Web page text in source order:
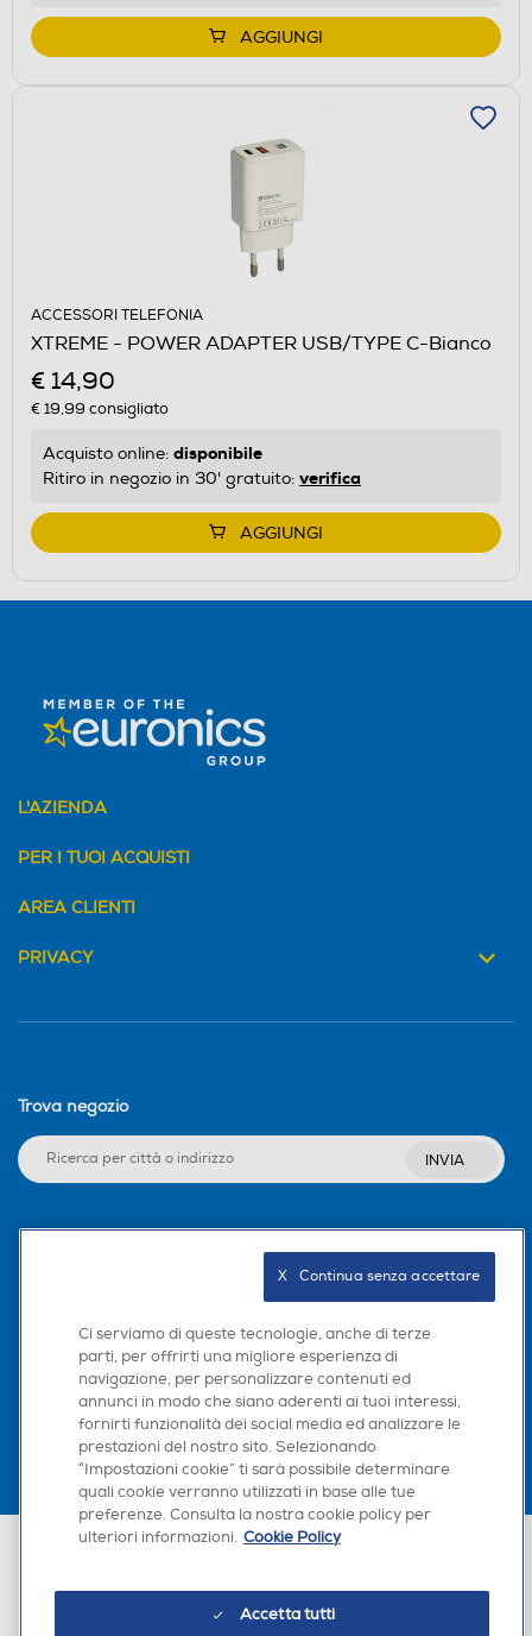
AGGIUNGI
ACCESSORI TELEFONIA
XTREME - POWER ADAPTER USB/TYPE C-Bianco
€ 14,90
€ 19,99 consigliato
Acquisto online: disponibile
Ritiro in negozio in 30' gratuito: verifica
AGGIUNGI
L'AZIENDA
PER I TUOI ACQUISTI
AREA CLIENTI
PRIVACY
Trova negozio
INVIA
Scarica la nostra app
Euronics Italia SpA. Sede legale Via Montefeltro, 6/a 20156 Milano
Ci serviamo di queste tecnologie, anche di terze
parti, per offrirti una migliore esperienza di
navigazione, per personalizzare contenuti ed
annunci in modo che siano aderenti ai tuoi interessi,
fornirti funzionalità dei social media ed analizzare le
prestazioni del nostro sito. Selezionando
“Impostazioni cookie” ti sarà possibile determinare
quali cookie verranno utilizzati in base alle tue
preferenze. Consulta la nostra cookie policy per
ulteriori informazioni. Cookie Policy
Accetta tutti
X   Continua senza accettare